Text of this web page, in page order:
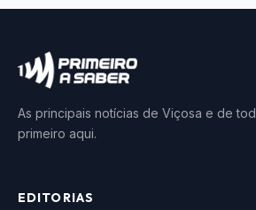
As principais notícias de Viçosa e de
primeiro aqui.
EDITORIAS